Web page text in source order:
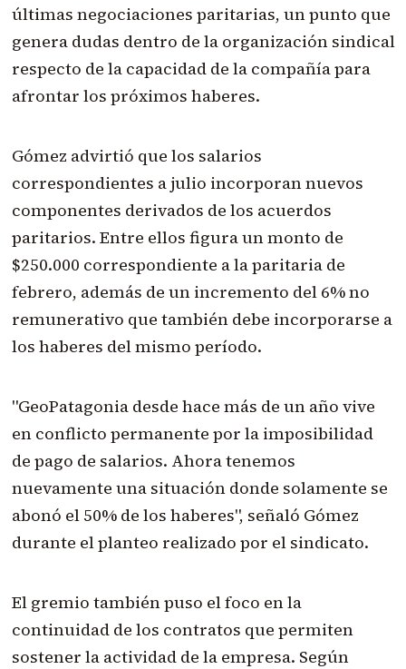
últimas negociaciones paritarias, un punto que
genera dudas dentro de la organización sindical
respecto de la capacidad de la compañía para
afrontar los próximos haberes.
Gómez advirtió que los salarios
correspondientes a julio incorporan nuevos
componentes derivados de los acuerdos
paritarios. Entre ellos figura un monto de
$250.000 correspondiente a la paritaria de
febrero, además de un incremento del 6% no
remunerativo que también debe incorporarse a
los haberes del mismo período.
"GeoPatagonia desde hace más de un año vive
en conflicto permanente por la imposibilidad
de pago de salarios. Ahora tenemos
nuevamente una situación donde solamente se
abonó el 50% de los haberes", señaló Gómez
durante el planteo realizado por el sindicato.
El gremio también puso el foco en la
continuidad de los contratos que permiten
sostener la actividad de la empresa. Según